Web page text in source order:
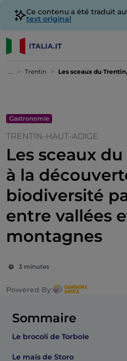
Ce contenu a été traduit
text original
... Trentin Les sceaux du Trentin, à la découverte
Gastronomie
TRENTIN-HAUT-ADIGE
Les sceaux
à la
biodiversité
entre vallées
montagnes
3 minutes
Powered By:
Sommaire
Le brocoli de Torbole
Le maïs de Storo